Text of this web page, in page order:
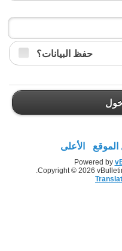
حفظ البيانات؟
الأعلى
Powered by
Copyright © 2026